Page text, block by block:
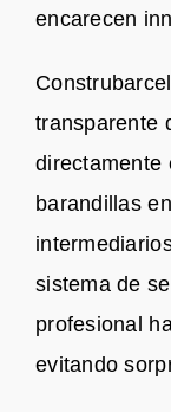
encarecen
transparente
directamente
barandillas
sistema de
profesional
evitando